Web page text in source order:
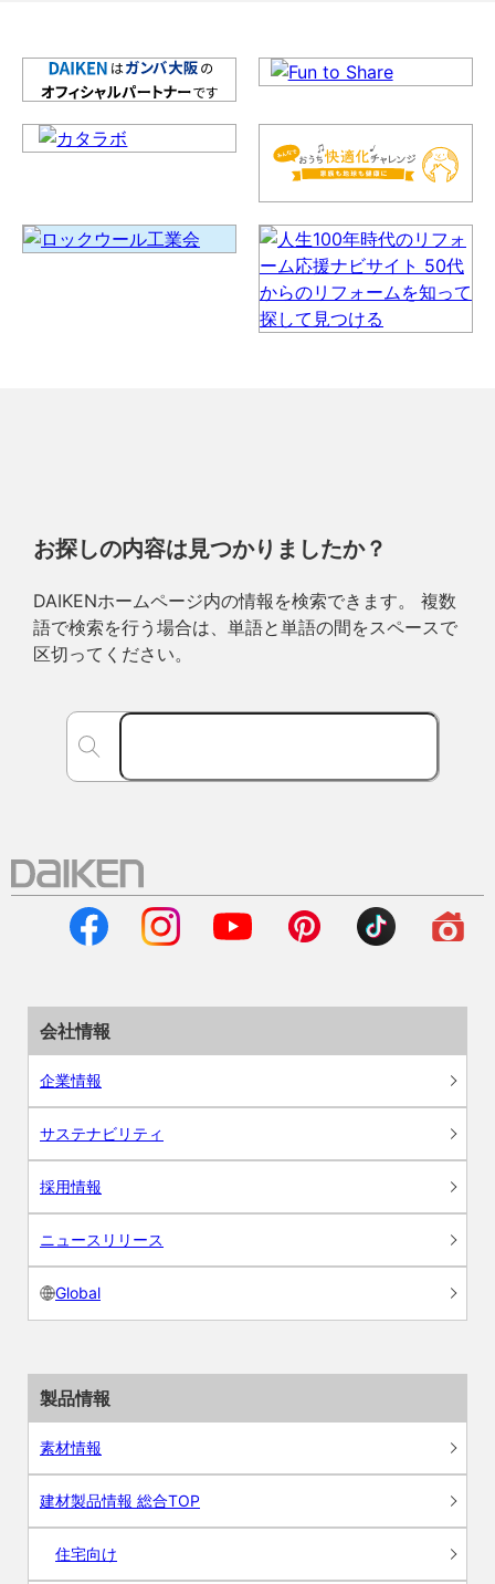
お探しの内容は見つかりましたか？
DAIKENホームページ内の情報を検索できます。 複数
語で検索を行う場合は、単語と単語の間をスペースで
区切ってください。
会社情報
企業情報
サステナビリティ
採用情報
ニュースリリース
Global
製品情報
素材情報
建材製品情報 総合TOP
住宅向け